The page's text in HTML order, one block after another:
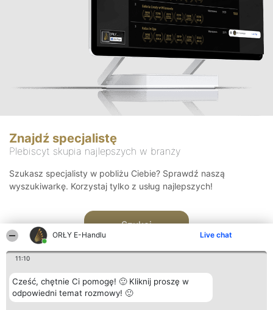
ORŁY E-Handlu Live chat
11:10
Cześć, chętnie Ci pomogę! 🙂 Kliknij proszę w
odpowiedni temat rozmowy! 🙂
Znajdź specjalistę
Plebiscyt skupia najlepszych w branży
Szukasz specjalisty w pobliżu Ciebie? Sprawdź naszą
wyszukiwarkę. Korzystaj tylko z usług najlepszych!
Szukaj